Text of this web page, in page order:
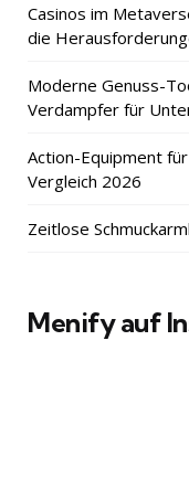
Casinos im
die
Moderne Genuss-
Verdampfer für
Action-Equipment
Vergleich 2026
Zeitlose
Menify auf